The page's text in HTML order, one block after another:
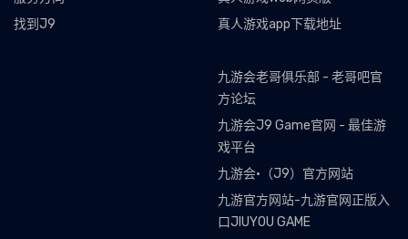
找到J9
真人游戏app下载地址
九游会老哥俱乐部 - 老哥吧官
方论坛
九游会J9 Game官网 - 最佳游
戏平台
九游会·（J9）官方网站
九游官方网站-九游官网正版入
口JIUYOU GAME